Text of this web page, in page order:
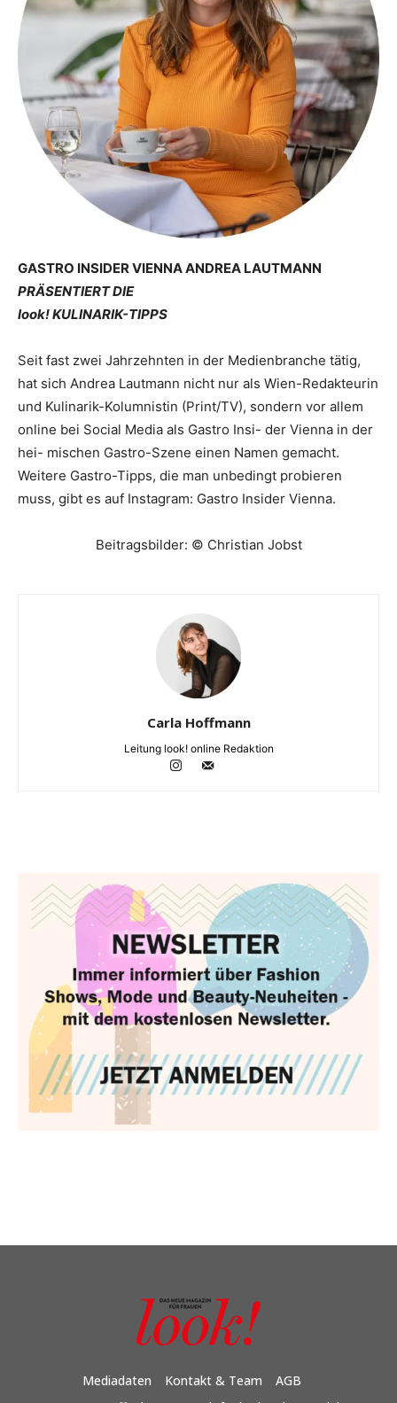
GASTRO INSIDER VIENNA ANDREA LAUTMANN
PRÄSENTIERT DIE
look! KULINARIK-TIPPS
Seit fast zwei Jahrzehnten in der Medienbranche tätig,
hat sich Andrea Lautmann nicht nur als Wien-Redakteurin
und Kulinarik-Kolumnistin (Print/TV), sondern vor allem
online bei Social Media als Gastro Insi- der Vienna in der
hei- mischen Gastro-Szene einen Namen gemacht.
Weitere Gastro-Tipps, die man unbedingt probieren
muss, gibt es auf Instagram: Gastro Insider Vienna.
Beitragsbilder: © Christian Jobst
Carla Hoffmann
Leitung look! online Redaktion
Mediadaten Kontakt & Team
AGB